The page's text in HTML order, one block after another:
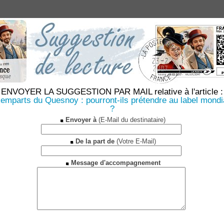
ENVOYER LA SUGGESTION PAR MAIL relative à l'article :
du Quesnoy : pourront-ils prétendre au label
?
Envoyer à(E-Mail du destinataire)
De la part de(Votre E-Mail)
Message d'accompagnement